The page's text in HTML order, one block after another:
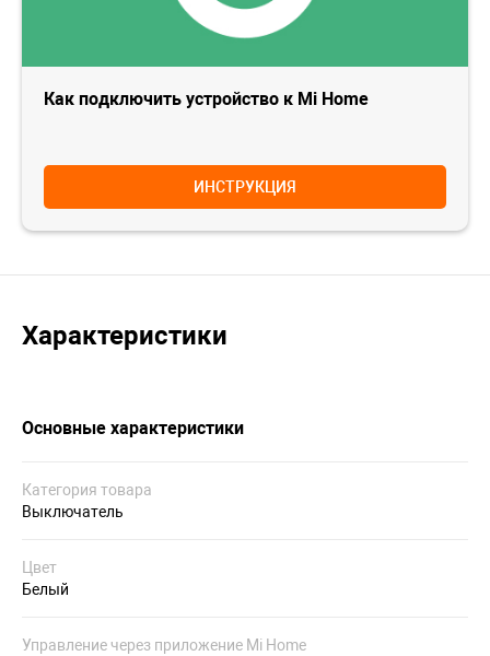
Как подключить устройство к Mi Home
ИНСТРУКЦИЯ
Характеристики
Основные характеристики
Категория товара
Выключатель
Цвет
Белый
Управление через приложение Mi Home